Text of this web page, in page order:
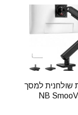
שולחנית למסך